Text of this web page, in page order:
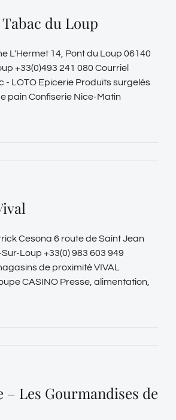
du Loup
L'Hermet 14, Pont du Loup 06140
+33(0)493 241 080 Courriel
- LOTO Epicerie Produits surgelés
pain Confiserie Nice-Matin
Cesona 6 route de Saint Jean
Loup +33(0) 983 603 949
de proximité VIVAL
CASINO Presse, alimentation,
– Les Gourmandises de